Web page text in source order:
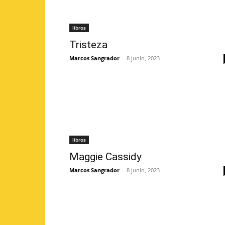
libros
Tristeza
Marcos Sangrador - 8 junio, 2023
libros
Maggie Cassidy
Marcos Sangrador - 8 junio, 2023